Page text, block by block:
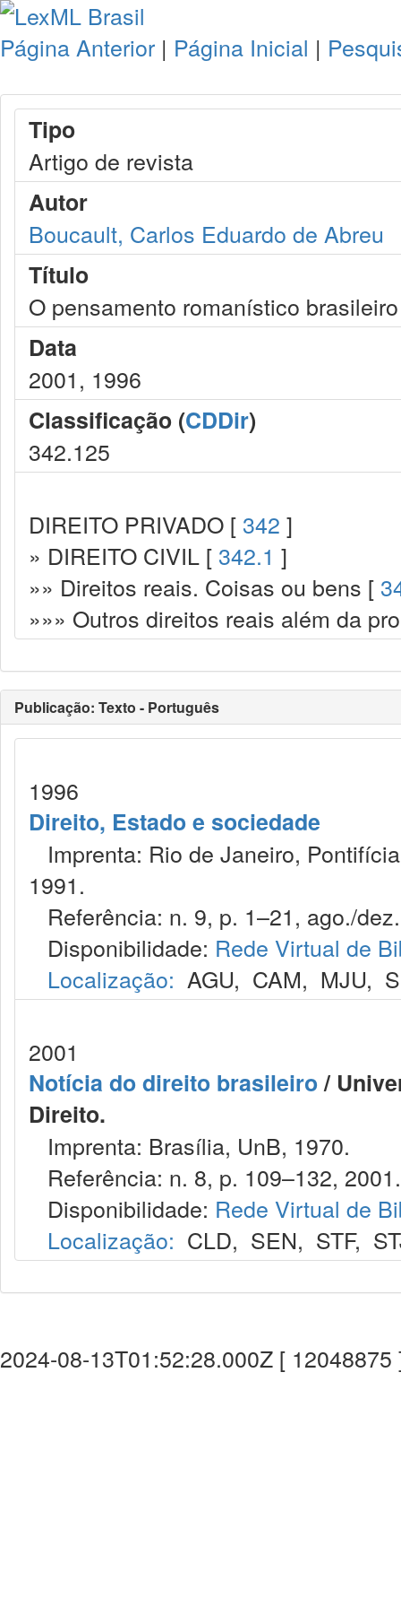
Página Anterior | Página Inicial |
Tipo
Artigo de revista
Autor
Boucault, Carlos Eduardo de Abreu
Título
O pensamento romanístico
Data
2001, 1996
Classificação (CDDir)
342.125
DIREITO PRIVADO [ 342 ]
» DIREITO CIVIL [ 342.1 ]
»» Direitos reais. Coisas ou bens [
»»» Outros direitos reais além da
Publicação: Texto - Português
1996
Direito, Estado e sociedade
Imprenta: Rio de Janeiro,
1991.
Referência: n. 9, p. 1–21, ago./
Disponibilidade: Rede Virtual de
Localização: AGU, CAM, MJU,
2001
Notícia do direito brasileiro/
Direito.
Imprenta: Brasília, UnB, 1970.
Referência: n. 8, p. 109–132, 2001.
Disponibilidade: Rede Virtual de
Localização: CLD, SEN, STF,
2024-08-13T01:52:28.000Z [ 12048875